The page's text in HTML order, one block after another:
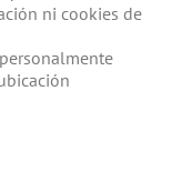
ni cookies de